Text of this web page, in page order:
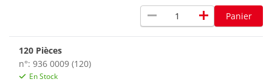
remove add Panier
120 Pièces
n°: 936 0009 (120)
En Stock